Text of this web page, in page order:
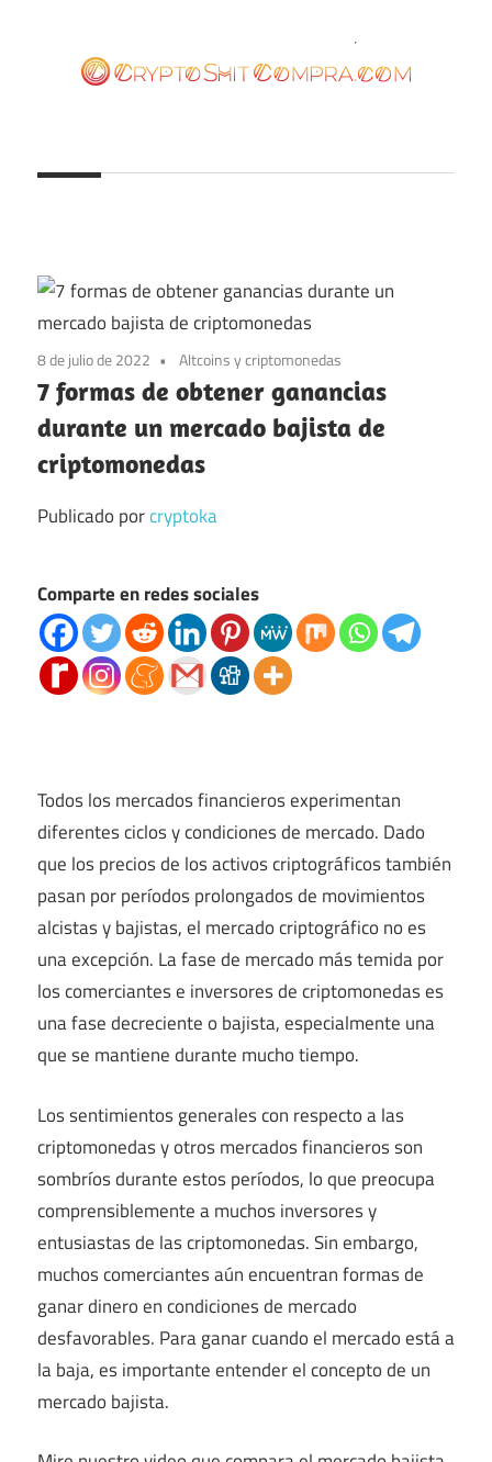
contenido
8 de julio de 2022 Altcoins y criptomonedas
7 formas de obtener ganancias
durante un mercado bajista de
criptomonedas
Publicado porcryptoka
Comparte en redes sociales
Todos los mercados financieros experimentan
diferentes ciclos y condiciones de mercado. Dado
que los precios de los activos criptográficos también
pasan por períodos prolongados de movimientos
alcistas y bajistas, el mercado criptográfico no es
una excepción. La fase de mercado más temida por
los comerciantes e inversores de criptomonedas es
una fase decreciente o bajista, especialmente una
que se mantiene durante mucho tiempo.
Los sentimientos generales con respecto a las
criptomonedas y otros mercados financieros son
sombríos durante estos períodos, lo que preocupa
comprensiblemente a muchos inversores y
entusiastas de las criptomonedas. Sin embargo,
muchos comerciantes aún encuentran formas de
ganar dinero en condiciones de mercado
desfavorables. Para ganar cuando el mercado está a
la baja, es importante entender el concepto de un
mercado bajista.